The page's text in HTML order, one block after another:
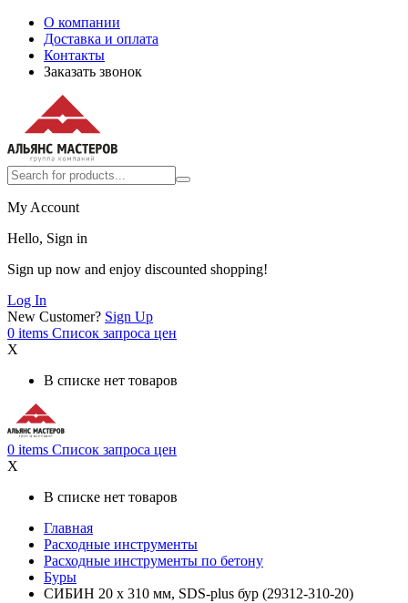
О компании
Доставка и оплата
Контакты
Заказать звонок
My Account
Hello, Sign in
Sign up now and enjoy discounted shopping!
Log In
New Customer? Sign Up
0 items Список запроса цен
X
В списке нет товаров
0 items Список запроса цен
X
В списке нет товаров
Главная
Расходные инструменты
Расходные инструменты по бетону
Буры
СИБИН 20 х 310 мм, SDS-plus бур (29312-310-20)